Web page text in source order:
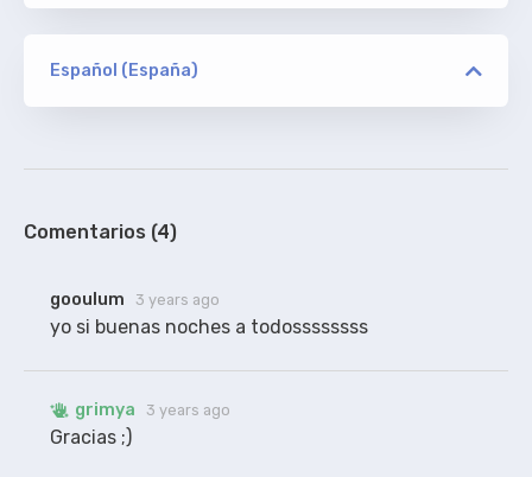
KOGi/ION10
ORIGINAL Davidaller
Español (España)
KOGi/ION10
Comentarios (4)
gooulum 3 years ago
yo si buenas noches a todossssssss
grimya 3 years ago
Gracias ;)